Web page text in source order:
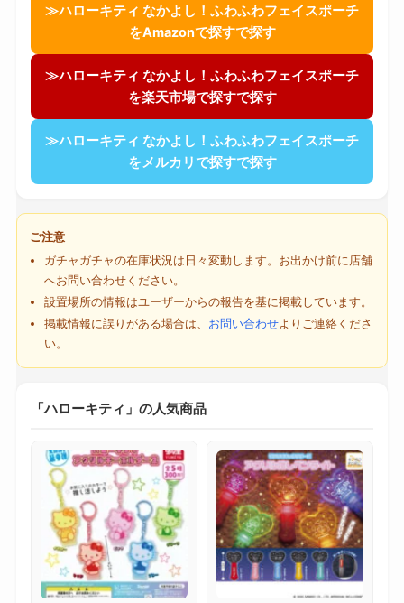
≫ハローキティ なかよし！ふわふわフェイスポーチ
をAmazonで探すで探す
≫ハローキティ なかよし！ふわふわフェイスポーチ
を楽天市場で探すで探す
≫ハローキティ なかよし！ふわふわフェイスポーチ
をメルカリで探すで探す
ご注意
ガチャガチャの在庫状況は日々変動します。お出かけ前に店舗
へお問い合わせください。
設置場所の情報はユーザーからの報告を基に掲載しています。
掲載情報に誤りがある場合は、 お問い合わせよりご連絡くださ
い。
「ハローキティ」の人気商品